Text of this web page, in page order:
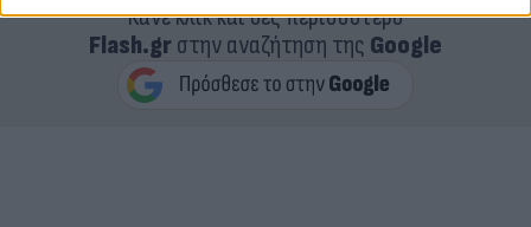
Κάνε κλικ και δες περισσότερο
Flash.grστην αναζήτηση της Google